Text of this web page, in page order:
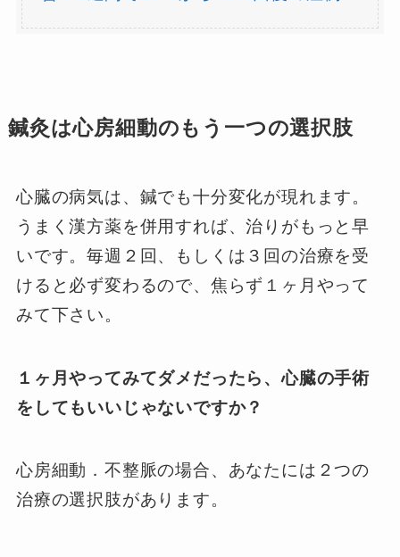
鍼灸は心房細動のもう一つの選択肢
心臓の病気は、鍼でも十分変化が現れます。
うまく漢方薬を併用すれば、治りがもっと早
いです。毎週２回、もしくは３回の治療を受
けると必ず変わるので、焦らず１ヶ月やって
みて下さい。
１ヶ月やってみてダメだったら、心臓の手術
をしてもいいじゃないですか？
心房細動．不整脈の場合、あなたには２つの
治療の選択肢があります。